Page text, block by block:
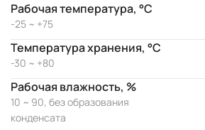
Рабочая температура, °C
-25 ~ +75
Температура хранения, °C
-30 ~ +80
Рабочая влажность, %
10 ~ 90, без образования
конденсата